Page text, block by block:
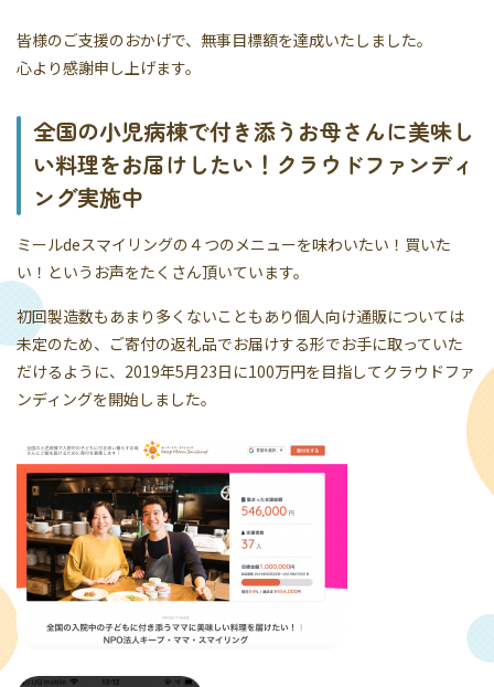
皆様のご支援のおかげで、無事目標額を達成いたしました。
心より感謝申し上げます。
全国の小児病棟で付き添うお母さんに美味し
い料理をお届けしたい！クラウドファンディ
ング実施中
ミールdeスマイリングの４つのメニューを味わいたい！買いた
い！というお声をたくさん頂いています。
初回製造数もあまり多くないこともあり個人向け通販については
未定のため、ご寄付の返礼品でお届けする形でお手に取っていた
だけるように、2019年5月23日に100万円を目指してクラウドファ
ンディングを開始しました。